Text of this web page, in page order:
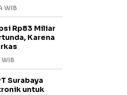
WIB
Rp83 Miliar
Karena
Surabaya
untuk